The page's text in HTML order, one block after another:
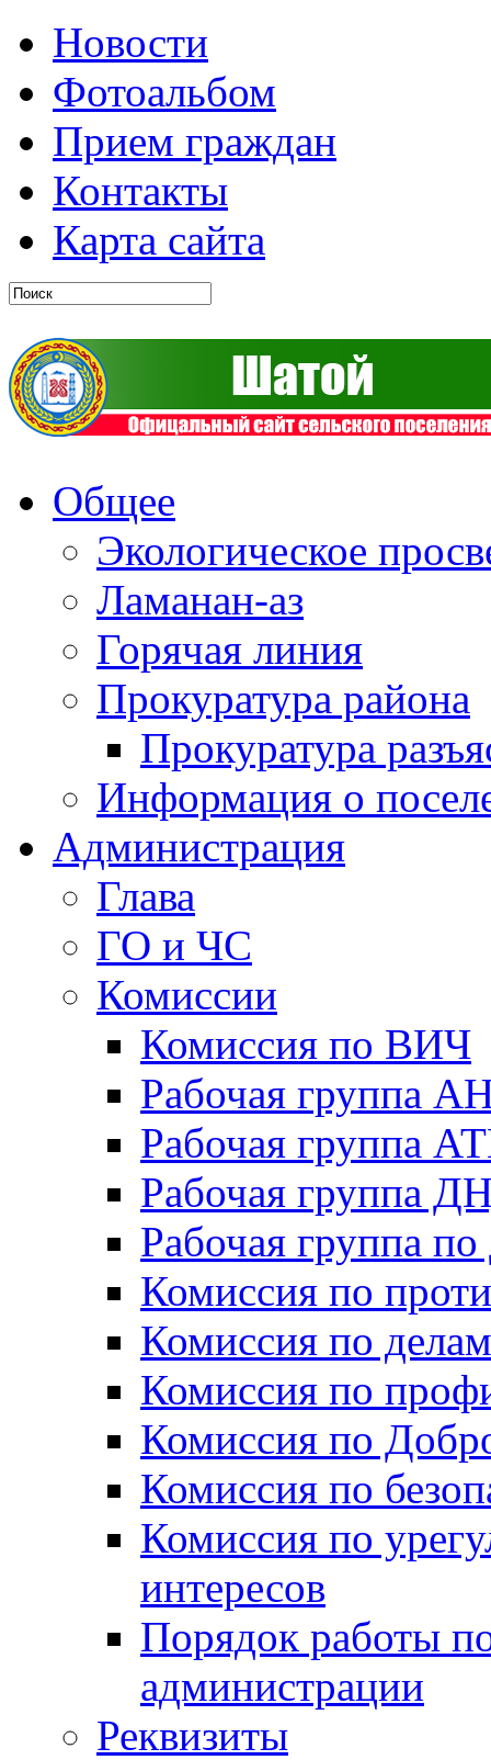
Новости
Фотоальбом
Прием граждан
Контакты
Карта сайта
Общее
Экологическое
Ламанан-аз
Горячая линия
Прокуратура района
Прокуратура
Информация о
Администрация
Глава
ГО и ЧС
Комиссии
Комиссия по ВИЧ
Рабочая группа
Рабочая группа
Рабочая группа
Рабочая группа
Комиссия по
Комиссия по
Комиссия по
Комиссия по
Комиссия по
Комиссия по
интересов
Порядок работы
администрации
Реквизиты